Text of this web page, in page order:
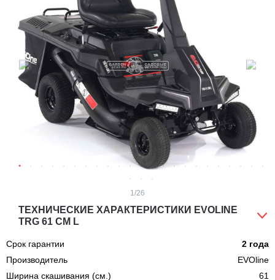
1 /26
ТЕХНИЧЕСКИЕ ХАРАКТЕРИСТИКИ EVOLINE
TRG 61 CM L
Срок гарантии
2 года
Производитель
EVOline
Ширина скашивания (см.)
61